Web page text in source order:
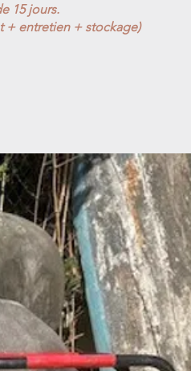
15 jours.
+ entretien + stockage)